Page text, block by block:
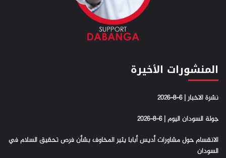
المنشورات الأخيرة
نشرة الاخبار | 6-8-2026
جولة السودان اليوم | 6-8-2026
الانقسام حول مشاورات أديس أبابا يثير المخاوف بشأن فرص تحقيق السلام في
السودان